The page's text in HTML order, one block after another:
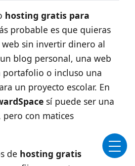
hosting gratis para
probable es que quieras
sin invertir dinero al
blog personal, una web
portafolio o incluso una
un proyecto escolar. En
sí puede ser una
con matices
de hosting gratis